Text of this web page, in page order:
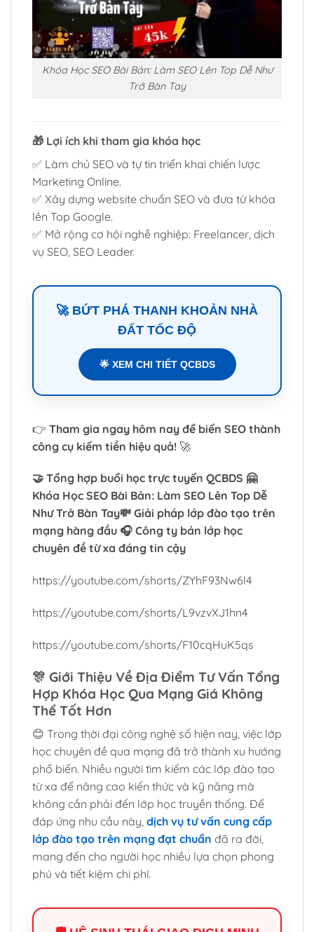
Khóa Học SEO Bài Bản: Làm SEO Lên Top Dễ Như
Trở Bàn Tay
🎁 Lợi ích khi tham gia khóa học
✅ Làm chủ SEO và tự tin triển khai chiến lược
Marketing Online.
✅ Xây dựng website chuẩn SEO và đưa từ khóa
lên Top Google.
✅ Mở rộng cơ hội nghề nghiệp: Freelancer, dịch
vụ SEO, SEO Leader.
🚀 BỨT PHÁ THANH KHOẢN NHÀ
ĐẤT TỐC ĐỘ
🌟 XEM CHI TIẾT QCBDS
👉 Tham gia ngay hôm nay để biến SEO thành
công cụ kiếm tiền hiệu quả! 🚀
🤝 Tổng hợp buổi học trực tuyến QCBDS 🤗
Khóa Học SEO Bài Bản: Làm SEO Lên Top Dễ
Như Trở Bàn Tay💸 Giải pháp lớp đào tạo trên
mạng hàng đầu 🎧 Công ty bán lớp học
chuyên đề từ xa đáng tin cậy
https://youtube.com/shorts/ZYhF93Nw6l4
https://youtube.com/shorts/L9vzvXJ1hn4
https://youtube.com/shorts/F10cqHuK5qs
🎊 Giới Thiệu Về Địa Điểm Tư Vấn Tổng
Hợp Khóa Học Qua Mạng Giá Không
Thể Tốt Hơn
😊 Trong thời đại công nghệ số hiện nay, việc lớp
học chuyên đề qua mạng đã trở thành xu hướng
phổ biến. Nhiều người tìm kiếm các lớp đào tạo
từ xa để nâng cao kiến thức và kỹ năng mà
không cần phải đến lớp học truyền thống. Để
đáp ứng nhu cầu này, dịch vụ tư vấn cung cấp
lớp đào tạo trên mạng đạt chuẩn đã ra đời,
mang đến cho người học nhiều lựa chọn phong
phú và tiết kiệm chi phí.